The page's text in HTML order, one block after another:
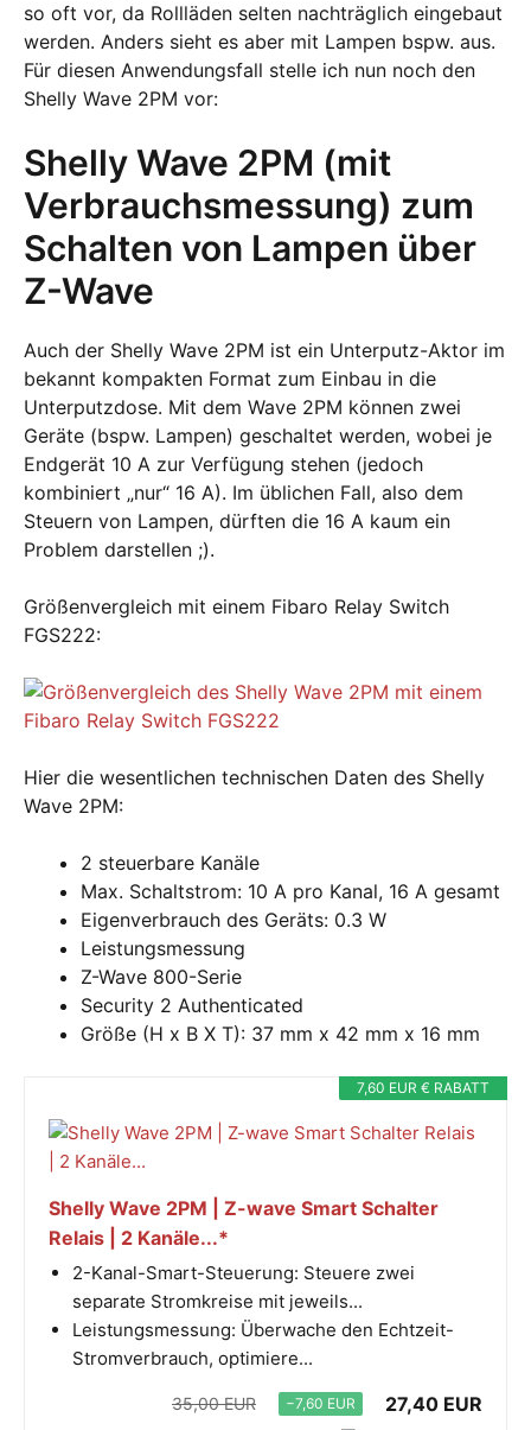
so oft vor, da Rollläden selten nachträglich eingebaut
werden. Anders sieht es aber mit Lampen bspw. aus.
Für diesen Anwendungsfall stelle ich nun noch den
Shelly Wave 2PM vor:
Shelly Wave 2PM (mit
Verbrauchsmessung) zum
Schalten von Lampen über
Z-Wave
Auch der Shelly Wave 2PM ist ein Unterputz-Aktor im
bekannt kompakten Format zum Einbau in die
Unterputzdose. Mit dem Wave 2PM können zwei
Geräte (bspw. Lampen) geschaltet werden, wobei je
Endgerät 10 A zur Verfügung stehen (jedoch
kombiniert „nur“ 16 A). Im üblichen Fall, also dem
Steuern von Lampen, dürften die 16 A kaum ein
Problem darstellen ;).
Größenvergleich mit einem Fibaro Relay Switch
FGS222:
Hier die wesentlichen technischen Daten des Shelly
Wave 2PM:
2 steuerbare Kanäle
Max. Schaltstrom: 10 A pro Kanal, 16 A gesamt
Eigenverbrauch des Geräts: 0.3 W
Leistungsmessung
Z-Wave 800-Serie
Security 2 Authenticated
Größe (H x B X T): 37 mm x 42 mm x 16 mm
7,60 EUR € RABATT
Shelly Wave 2PM | Z-wave Smart Schalter
Relais | 2 Kanäle...*
2-Kanal-Smart-Steuerung: Steuere zwei
separate Stromkreise mit jeweils...
Leistungsmessung: Überwache den Echtzeit-
Stromverbrauch, optimiere...
35,00 EUR −7,60 EUR 27,40 EUR